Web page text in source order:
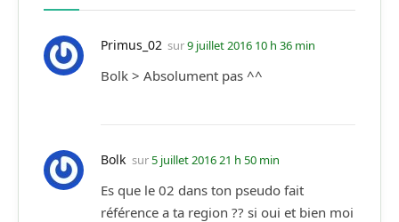
Primus_02 sur9 juillet 2016 10 h 36 min
Bolk > Absolument pas ^^
Bolk sur5 juillet 2016 21 h 50 min
Es que le 02 dans ton pseudo fait
référence a ta region ?? si oui et bien moi